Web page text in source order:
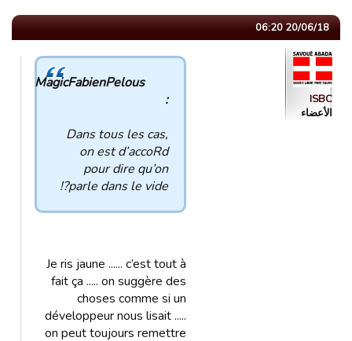
20/06/18 06:20
ISBC
الأعضاء
MagicFabienPelous
:
Dans tous les cas,
on est d’accoRd
pour dire qu’on
parle dans le vide?!
Je ris jaune ...... c’est tout à
fait ça ..... on suggère des
choses comme si un
développeur nous lisait .....
on peut toujours remettre